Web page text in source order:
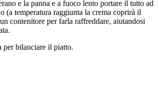
e la panna e a fuoco lento portare il tutto ad
(a temperatura raggiunta la crema coprirà il
contenitore per farla raffreddare, aiutandosi
per bilanciare il piatto.